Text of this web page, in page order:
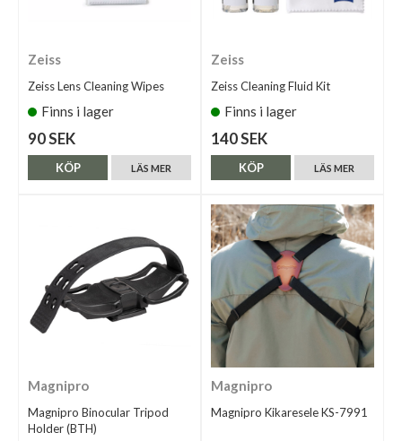
Zeiss
Zeiss Lens Cleaning Wipes
Finns i lager
90 SEK
LÄS MER
KÖP
Zeiss
Zeiss Cleaning Fluid Kit
Finns i lager
140 SEK
LÄS MER
KÖP
Magnipro
Magnipro Binocular Tripod
Holder (BTH)
Magnipro
Magnipro Kikaresele KS-7991